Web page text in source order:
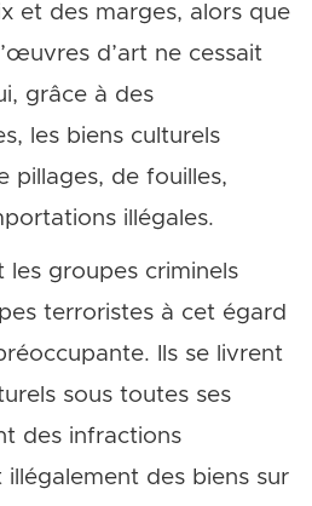
et des marges, alors que
d’art ne cessait
grâce à des
les biens culturels
pillages, de fouilles,
illégales.
les groupes criminels
terroristes à cet égard
Ils se livrent
sous toutes ses
des infractions
illégalement des biens sur